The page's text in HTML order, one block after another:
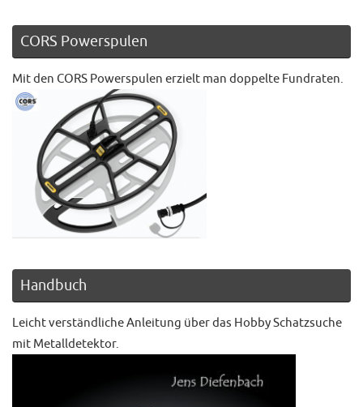
CORS Powerspulen
Mit den CORS Powerspulen erzielt man doppelte Fundraten.
Handbuch
Leicht verständliche Anleitung über das Hobby Schatzsuche
mit Metalldetektor.